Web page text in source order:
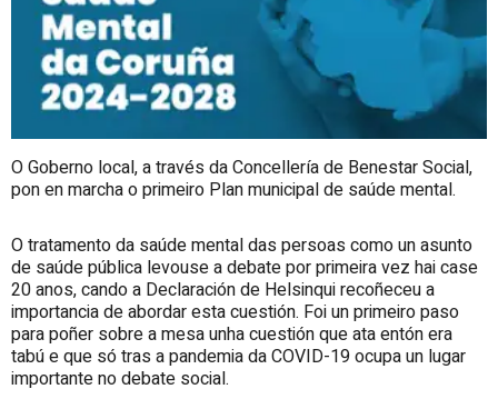
O Goberno local, a través da Concellería de Benestar Social,
pon en marcha o primeiro Plan municipal de saúde mental.
O tratamento da saúde mental das persoas como un asunto
de saúde pública levouse a debate por primeira vez hai case
20 anos, cando a Declaración de Helsinqui recoñeceu a
importancia de abordar esta cuestión. Foi un primeiro paso
para poñer sobre a mesa unha cuestión que ata entón era
tabú e que só tras a pandemia da COVID-19 ocupa un lugar
importante no debate social.